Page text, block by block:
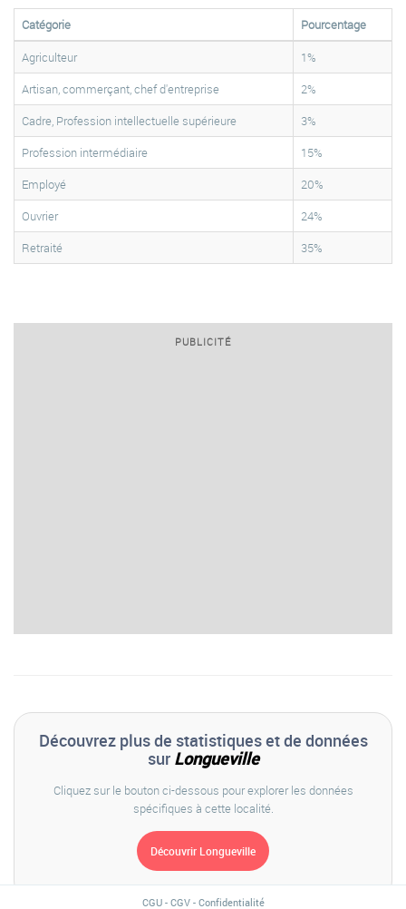
Catégorie
Pourcentage
Agriculteur
1%
Artisan, commerçant, chef d'entreprise
2%
Cadre, Profession intellectuelle supérieure
3%
Profession intermédiaire
15%
Employé
20%
Ouvrier
24%
Retraité
35%
PUBLICITÉ
Découvrez plus de statistiques et de données
sur Longueville
Cliquez sur le bouton ci-dessous pour explorer les données
spécifiques à cette localité.
CGU- CGV- Confidentialité